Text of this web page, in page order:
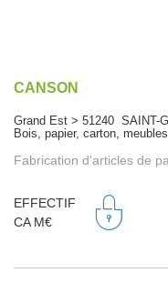
CANSON
Grand Est > 51240 SAINT-
Bois, papier, carton,
Fabrication d'articles de
EFFECTIF
CA M€